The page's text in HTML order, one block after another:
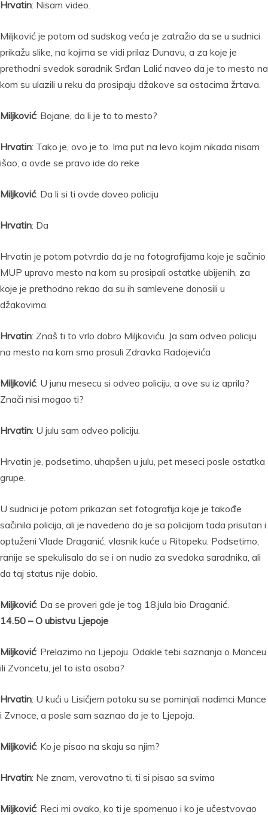
Hrvatin: Nisam video.
Miljković je potom od sudskog veća je zatražio da se u sudnici
prikažu slike, na kojima se vidi prilaz Dunavu, a za koje je
prethodni svedok saradnik Srđan Lalić naveo da je to mesto na
kom su ulazili u reku da prosipaju džakove sa ostacima žrtava.
Miljković: Bojane, da li je to to mesto?
Hrvatin: Tako je, ovo je to. Ima put na levo kojim nikada nisam
išao, a ovde se pravo ide do reke
Miljković: Da li si ti ovde doveo policiju
Hrvatin: Da
Hrvatin je potom potvrdio da je na fotografijama koje je sačinio
MUP upravo mesto na kom su prosipali ostatke ubijenih, za
koje je prethodno rekao da su ih samlevene donosili u
džakovima.
Hrvatin: Znaš ti to vrlo dobro Miljkoviću. Ja sam odveo policiju
na mesto na kom smo prosuli Zdravka Radojevića
Miljković: U junu mesecu si odveo policiju, a ove su iz aprila?
Znači nisi mogao ti?
Hrvatin: U julu sam odveo policiju.
Hrvatin je, podsetimo, uhapšen u julu, pet meseci posle ostatka
grupe.
U sudnici je potom prikazan set fotografija koje je takođe
sačinila policija, ali je navedeno da je sa policijom tada prisutan i
optuženi Vlade Draganić, vlasnik kuće u Ritopeku. Podsetimo,
ranije se spekulisalo da se i on nudio za svedoka saradnika, ali
da taj status nije dobio.
Miljković: Da se proveri gde je tog 18.jula bio Draganić.
14.50 – O ubistvu Ljepoje
Miljković: Prelazimo na Ljepoju. Odakle tebi saznanja o Manceu
ili Zvoncetu, jel to ista osoba?
Hrvatin: U kući u Lisičjem potoku su se pominjali nadimci Mance
i Zvnoce, a posle sam saznao da je to Ljepoja.
Miljković: Ko je pisao na skaju sa njim?
Hrvatin: Ne znam, verovatno ti, ti si pisao sa svima
Miljković: Reci mi ovako, ko ti je spomenuo i ko je učestvovao